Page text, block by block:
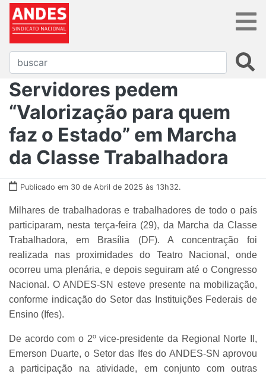
Servidores pedem
“Valorização para quem
faz o Estado” em Marcha
da Classe Trabalhadora
Publicado em 30 de Abril de 2025 às 13h32.
Milhares de trabalhadoras e trabalhadores de todo o país
participaram, nesta terça-feira (29), da Marcha da Classe
Trabalhadora, em Brasília (DF). A concentração foi
realizada nas proximidades do Teatro Nacional, onde
ocorreu uma plenária, e depois seguiram até o Congresso
Nacional. O ANDES-SN esteve presente na mobilização,
conforme indicação do Setor das Instituições Federais de
Ensino (Ifes).
De acordo com o 2º vice-presidente da Regional Norte II,
Emerson Duarte, o Setor das Ifes do ANDES-SN aprovou
a participação na atividade, em conjunto com outras